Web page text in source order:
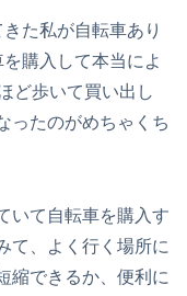
た私が自転車あり
購入して本当によ
ど歩いて買い出し
ったのがめちゃくち
いて自転車を購入す
て、よく行く場所に
縮できるか、便利に